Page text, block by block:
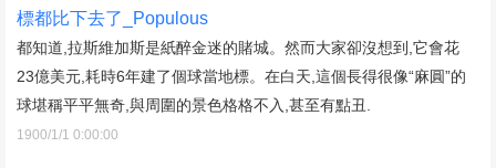
標都比下去了_Populous
都知道,拉斯維加斯是紙醉金迷的賭城。然而大家卻沒想到,它會花
23億美元,耗時6年建了個球當地標。在白天,這個長得很像“麻圓”的
球堪稱平平無奇,與周圍的景色格格不入,甚至有點丑.
1900/1/1 0:00:00